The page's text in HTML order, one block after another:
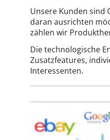
Unsere Kunden sind
daran ausrichten
zählen wir
Die technologische
Zusatzfeatures,
Interessenten.